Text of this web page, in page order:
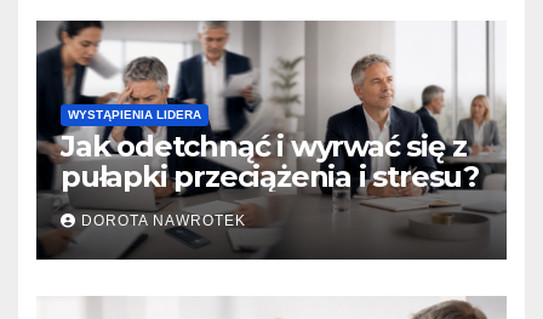
WYSTĄPIENIA LIDERA
Jak odetchnąć i wyrwać się z
pułapki przeciążenia i stresu?
DOROTA NAWROTEK